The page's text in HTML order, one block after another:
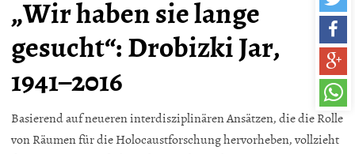
„Wir haben sie lange
gesucht“: Drobizki Jar,
1941–2016
Basierend auf neueren interdisziplinären Ansätzen, die die Rolle
von Räumen für die Holocaustforschung hervorheben, vollzieht